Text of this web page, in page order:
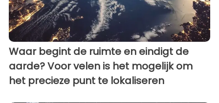
Waar begint de ruimte en eindigt de
aarde? Voor velen is het mogelijk om
het precieze punt te lokaliseren